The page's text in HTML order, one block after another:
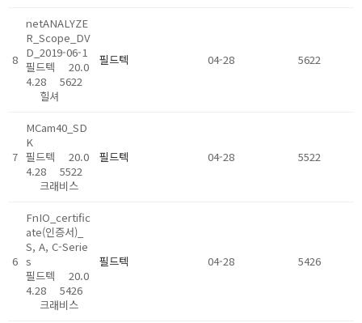
8
netANALYZE
R_Scope_DV
D_2019-06-1
필드텍
20.0
4.28
5622
힐셔
필드텍 04-28 5622
7
MCam40_SD
K
필드텍
20.0
4.28
5522
크래비스
필드텍 04-28 5522
6
FnIO_certific
ate(인증서)_
S, A, C-Serie
s
필드텍
20.0
4.28
5426
크래비스
필드텍 04-28 5426